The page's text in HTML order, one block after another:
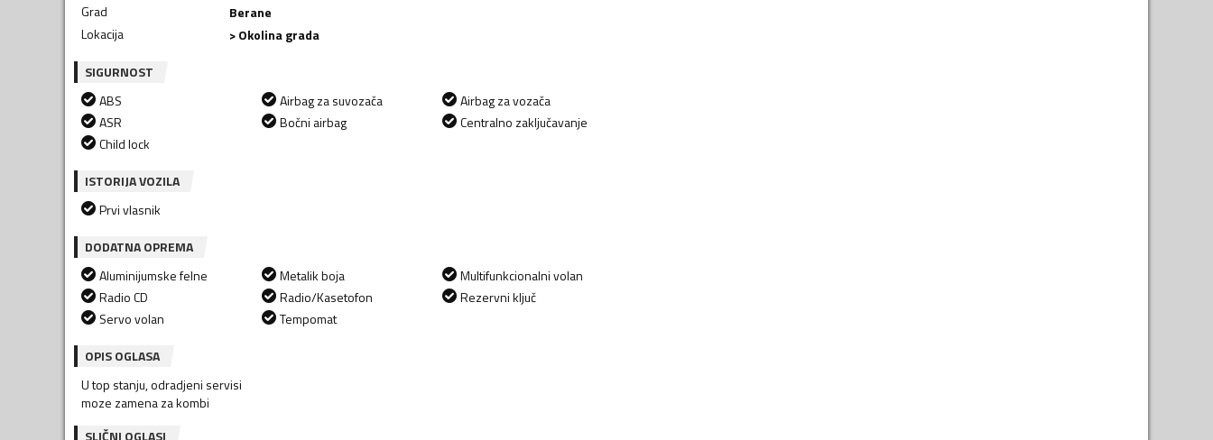
Grad
Berane
Lokacija
> Okolina grada
SIGURNOST
ABS
ASR
Child lock
Airbag za suvozača
Bočni airbag
Airbag za vozača
Centralno zaključavanje
ISTORIJA VOZILA
Prvi vlasnik
DODATNA OPREMA
Aluminijumske felne
Radio CD
Servo volan
Metalik boja
Radio/Kasetofon
Tempomat
Multifunkcionalni volan
Rezervni ključ
OPIS OGLASA
U top stanju, odradjeni servisi
moze zamena za kombi
SLIČNI OGLASI